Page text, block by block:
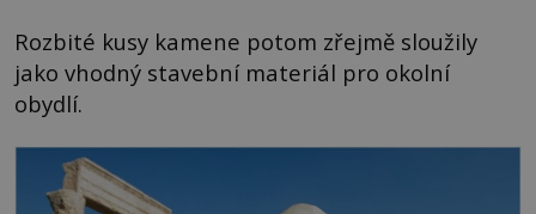
Rozbité kusy kamene potom zřejmě sloužily
jako vhodný stavební materiál pro okolní
obydlí.